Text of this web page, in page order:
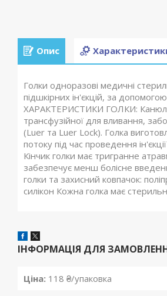
Опис
Голки одноразові медичні
підшкірних ін'єкцій, за
ХАРАКТЕРИСТИКИ ГОЛКИ: Канюля
трансфузійної для вливання,
(Luer та Luer Lock). Голка
потоку під час проведення
Кінчик голки має тригранне
забезпечує менш болісне
голки та захисний ковпачок:
силікон Кожна голка має
ІНФОРМАЦІЯ ДЛЯ
Ціна: 118 ₴/упаковка